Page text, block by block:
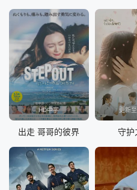
HD中字
出走 哥哥的彼界
更新
守护